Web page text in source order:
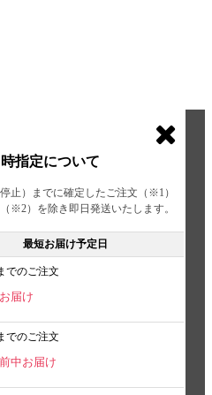
指定について
止）までに確定したご注文（※1）
※2）を除き即日発送いたします。
最短お届け予定日
でのご注文
届け
でのご注文
中お届け